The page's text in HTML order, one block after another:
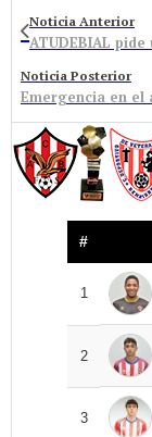
Noticia Anterior
Noticia Posterior
#
1
2
3